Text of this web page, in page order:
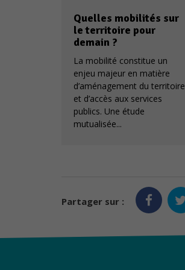
Quelles mobilités sur
le territoire pour
demain ?
La mobilité constitue un
enjeu majeur en matière
d’aménagement du territoire
et d’accès aux services
publics. Une étude
mutualisée...
Partager sur :